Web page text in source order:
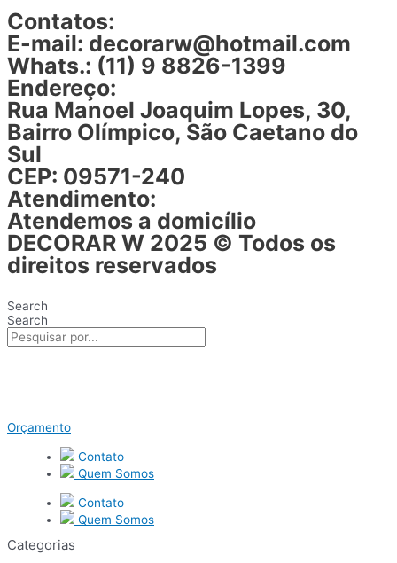
Contatos:
E-mail: decorarw@hotmail.com
Whats.: (11) 9 8826-1399
Endereço:
Rua Manoel Joaquim Lopes, 30,
Bairro Olímpico, São Caetano do
Sul
CEP: 09571-240
Atendimento:
Atendemos a domicílio
DECORAR W 2025 © Todos os
direitos reservados
Search
Search
Orçamento
Contato
Quem Somos
Contato
Quem Somos
Categorias